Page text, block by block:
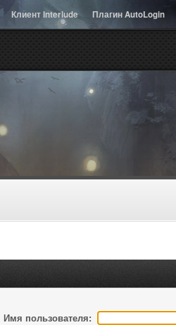
Клиент Interlude Плагин AutoLogin
Имя пользователя: